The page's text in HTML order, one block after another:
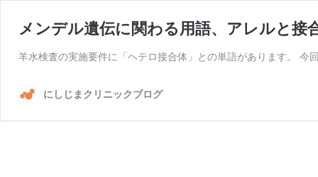
メンデル遺伝に関わる用語、アレルと接
羊水検査の実施要件に「ヘテロ接合体」との単語があります。 今
にしじまクリニックブログ